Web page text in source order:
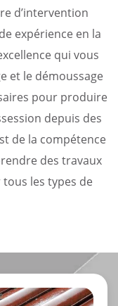
d’intervention
expérience en la
qui vous
et le démoussage
pour produire
depuis des
de la compétence
des travaux
les types de